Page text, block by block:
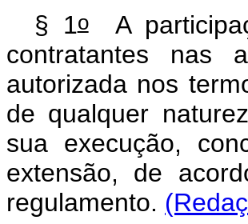
§ 1oA
contratantes nas
autorizada nos
de qualquer
sua execução,
extensão, de
regulamento.